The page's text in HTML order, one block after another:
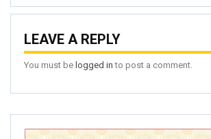
LEAVE A REPLY
You must be logged in to post a comment.